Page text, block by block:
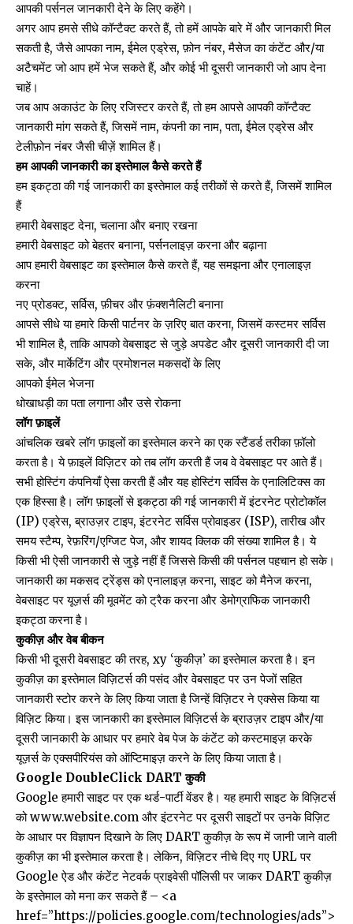
आपकी पर्सनल जानकारी देने के लिए कहेंगे।
अगर आप हमसे सीधे कॉन्टैक्ट करते हैं, तो हमें आपके बारे में और जानकारी मिल
सकती है, जैसे आपका नाम, ईमेल एड्रेस, फ़ोन नंबर, मैसेज का कंटेंट और/या
अटैचमेंट जो आप हमें भेज सकते हैं, और कोई भी दूसरी जानकारी जो आप देना
चाहें।
जब आप अकाउंट के लिए रजिस्टर करते हैं, तो हम आपसे आपकी कॉन्टैक्ट
जानकारी मांग सकते हैं, जिसमें नाम, कंपनी का नाम, पता, ईमेल एड्रेस और
टेलीफ़ोन नंबर जैसी चीज़ें शामिल हैं।
हम आपकी जानकारी का इस्तेमाल कैसे करते हैं
हम इकट्ठा की गई जानकारी का इस्तेमाल कई तरीकों से करते हैं, जिसमें शामिल
हैं
हमारी वेबसाइट देना, चलाना और बनाए रखना
हमारी वेबसाइट को बेहतर बनाना, पर्सनलाइज़ करना और बढ़ाना
आप हमारी वेबसाइट का इस्तेमाल कैसे करते हैं, यह समझना और एनालाइज़
करना
नए प्रोडक्ट, सर्विस, फ़ीचर और फ़ंक्शनैलिटी बनाना
आपसे सीधे या हमारे किसी पार्टनर के ज़रिए बात करना, जिसमें कस्टमर सर्विस
भी शामिल है, ताकि आपको वेबसाइट से जुड़े अपडेट और दूसरी जानकारी दी जा
सके, और मार्केटिंग और प्रमोशनल मकसदों के लिए
आपको ईमेल भेजना
धोखाधड़ी का पता लगाना और उसे रोकना
लॉग फ़ाइलें
आंचलिक खबरे लॉग फ़ाइलों का इस्तेमाल करने का एक स्टैंडर्ड तरीका फ़ॉलो
करता है। ये फ़ाइलें विज़िटर को तब लॉग करती हैं जब वे वेबसाइट पर आते हैं।
सभी होस्टिंग कंपनियाँ ऐसा करती हैं और यह होस्टिंग सर्विस के एनालिटिक्स का
एक हिस्सा है। लॉग फ़ाइलों से इकट्ठा की गई जानकारी में इंटरनेट प्रोटोकॉल
(IP) एड्रेस, ब्राउज़र टाइप, इंटरनेट सर्विस प्रोवाइडर (ISP), तारीख और
समय स्टैम्प, रेफ़रिंग/एग्जिट पेज, और शायद क्लिक की संख्या शामिल है। ये
किसी भी ऐसी जानकारी से जुड़े नहीं हैं जिससे किसी की पर्सनल पहचान हो सके।
जानकारी का मकसद ट्रेंड्स को एनालाइज़ करना, साइट को मैनेज करना,
वेबसाइट पर यूज़र्स की मूवमेंट को ट्रैक करना और डेमोग्राफिक जानकारी
इकट्ठा करना है।
कुकीज़ और वेब बीकन
किसी भी दूसरी वेबसाइट की तरह, xy ‘कुकीज़’ का इस्तेमाल करता है। इन
कुकीज़ का इस्तेमाल विज़िटर्स की पसंद और वेबसाइट पर उन पेजों सहित
जानकारी स्टोर करने के लिए किया जाता है जिन्हें विज़िटर ने एक्सेस किया या
विज़िट किया। इस जानकारी का इस्तेमाल विज़िटर्स के ब्राउज़र टाइप और/या
दूसरी जानकारी के आधार पर हमारे वेब पेज के कंटेंट को कस्टमाइज़ करके
यूज़र्स के एक्सपीरियंस को ऑप्टिमाइज़ करने के लिए किया जाता है।
Google DoubleClick DART कुकी
Google हमारी साइट पर एक थर्ड-पार्टी वेंडर है। यह हमारी साइट के विज़िटर्स
को www.website.com और इंटरनेट पर दूसरी साइटों पर उनके विज़िट
के आधार पर विज्ञापन दिखाने के लिए DART कुकीज़ के रूप में जानी जाने वाली
कुकीज़ का भी इस्तेमाल करता है। लेकिन, विज़िटर नीचे दिए गए URL पर
Google ऐड और कंटेंट नेटवर्क प्राइवेसी पॉलिसी पर जाकर DART कुकीज़
के इस्तेमाल को मना कर सकते हैं – <a
href=”https://policies.google.com/technologies/ads”>